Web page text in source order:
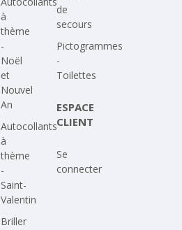
à
thème
-
Noël
et
Nouvel
An
Autocollants
à
thème
-
Saint-
Valentin
Briller
de
secours
Pictogrammes
-
Toilettes
ESPACE
CLIENT
Se
connecter